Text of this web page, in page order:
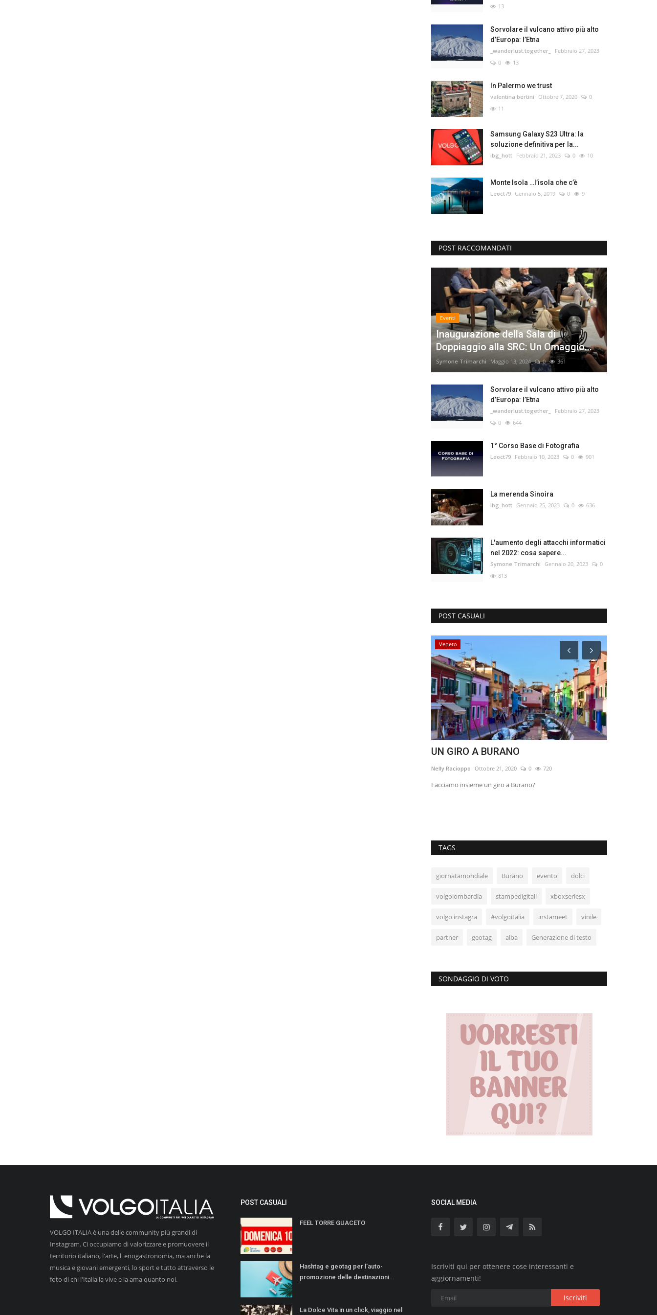
13
Sorvolare il vulcano attivo più alto
d’Europa: l’Etna
_wanderlust.together_
Febbraio 27, 2023
0
13
In Palermo we trust
valentina bertini Ottobre 7, 2020
0
11
Samsung Galaxy S23 Ultra: la
soluzione definitiva per la...
ibg_hott Febbraio 21, 2023 0 10
Monte Isola …l’isola che c’è
Leoct79 Gennaio 5, 2019 0 9
POST RACCOMANDATI
Eventi
Inaugurazione della Sala di
Doppiaggio alla SRC: Un Omaggio...
Symone Trimarchi Maggio 13, 2024 0 361
Sorvolare il vulcano attivo più alto
d’Europa: l’Etna
_wanderlust.together_
Febbraio 27, 2023
0
644
1° Corso Base di Fotografia
Leoct79 Febbraio 10, 2023 0 901
La merenda Sinoira
ibg_hott Gennaio 25, 2023 0 636
L'aumento degli attacchi informatici
nel 2022: cosa sapere...
Symone Trimarchi Gennaio 20, 2023
0
813
POST CASUALI
Veneto
UN GIRO A BURANO
Nelly Racioppo Ottobre 21, 2020 0 720
Facciamo insieme un giro a Burano?
TAGS
giornatamondiale Burano evento dolci
volgolombardia stampedigitali xboxseriesx
volgo instagra #volgoitalia instameet vinile
partner geotag alba Generazione di testo
SONDAGGIO DI VOTO
VOLGO ITALIA è una delle community più grandi di
Instagram. Ci occupiamo di valorizzare e promuovere il
territorio italiano, l'arte, l' enogastronomia, ma anche la
musica e giovani emergenti, lo sport e tutto attraverso le
foto di chi l'Italia la vive e la ama quanto noi.
POST CASUALI
FEEL TORRE GUACETO
Hashtag e geotag per l'auto-
promozione delle destinazioni...
La Dolce Vita in un click, viaggio nel
SOCIAL MEDIA
Iscriviti qui per ottenere cose interessanti e
aggiornamenti!
Iscriviti